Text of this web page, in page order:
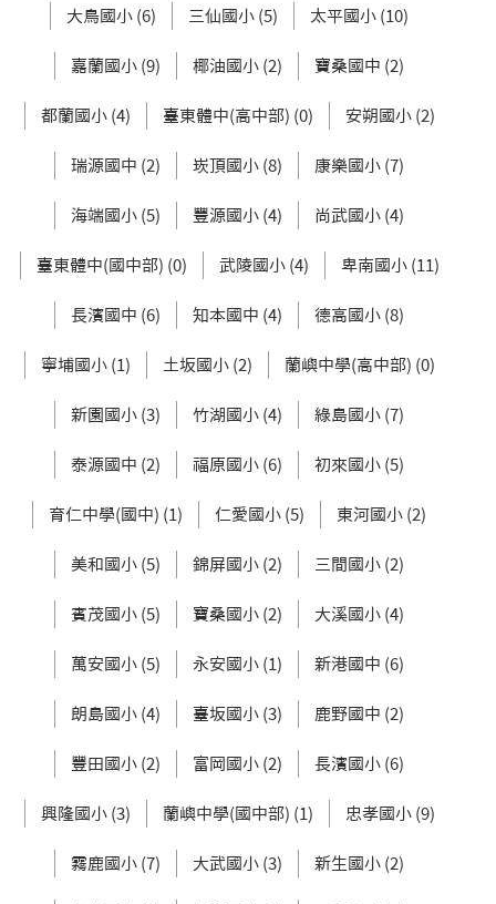
大鳥國小 (6) 三仙國小 (5) 太平國小 (10)
嘉蘭國小 (9) 椰油國小 (2) 寶桑國中 (2)
都蘭國小 (4) 臺東體中(高中部) (0) 安朔國小 (2)
瑞源國中 (2) 崁頂國小 (8) 康樂國小 (7)
海端國小 (5) 豐源國小 (4) 尚武國小 (4)
臺東體中(國中部) (0) 武陵國小 (4) 卑南國小 (11)
長濱國中 (6) 知本國中 (4) 德高國小 (8)
寧埔國小 (1) 土坂國小 (2) 蘭嶼中學(高中部) (0)
新園國小 (3) 竹湖國小 (4) 綠島國小 (7)
泰源國中 (2) 福原國小 (6) 初來國小 (5)
育仁中學(國中) (1) 仁愛國小 (5) 東河國小 (2)
美和國小 (5) 錦屏國小 (2) 三間國小 (2)
賓茂國小 (5) 寶桑國小 (2) 大溪國小 (4)
萬安國小 (5) 永安國小 (1) 新港國中 (6)
朗島國小 (4) 臺坂國小 (3) 鹿野國中 (2)
豐田國小 (2) 富岡國小 (2) 長濱國小 (6)
興隆國小 (3) 蘭嶼中學(國中部) (1) 忠孝國小 (9)
霧鹿國小 (7) 大武國小 (3) 新生國小 (2)